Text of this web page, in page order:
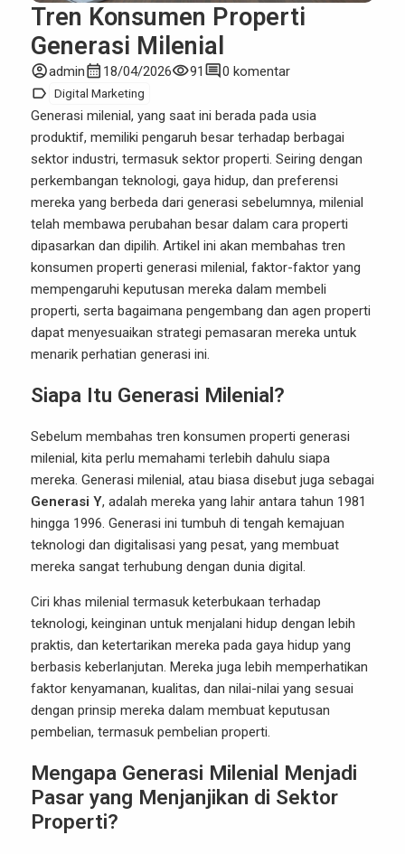
Tren Konsumen Properti
Generasi Milenial
account_circleadmincalendar_month 18/04/2026visibility91 comment0 komentar
label Digital Marketing
Generasi milenial, yang saat ini berada pada usia
produktif, memiliki pengaruh besar terhadap berbagai
sektor industri, termasuk sektor properti. Seiring dengan
perkembangan teknologi, gaya hidup, dan preferensi
mereka yang berbeda dari generasi sebelumnya, milenial
telah membawa perubahan besar dalam cara properti
dipasarkan dan dipilih. Artikel ini akan membahas tren
konsumen properti generasi milenial, faktor-faktor yang
mempengaruhi keputusan mereka dalam membeli
properti, serta bagaimana pengembang dan agen properti
dapat menyesuaikan strategi pemasaran mereka untuk
menarik perhatian generasi ini.
Siapa Itu Generasi Milenial?
Sebelum membahas tren konsumen properti generasi
milenial, kita perlu memahami terlebih dahulu siapa
mereka. Generasi milenial, atau biasa disebut juga sebagai
Generasi Y, adalah mereka yang lahir antara tahun 1981
hingga 1996. Generasi ini tumbuh di tengah kemajuan
teknologi dan digitalisasi yang pesat, yang membuat
mereka sangat terhubung dengan dunia digital.
Ciri khas milenial termasuk keterbukaan terhadap
teknologi, keinginan untuk menjalani hidup dengan lebih
praktis, dan ketertarikan mereka pada gaya hidup yang
berbasis keberlanjutan. Mereka juga lebih memperhatikan
faktor kenyamanan, kualitas, dan nilai-nilai yang sesuai
dengan prinsip mereka dalam membuat keputusan
pembelian, termasuk pembelian properti.
Mengapa Generasi Milenial Menjadi
Pasar yang Menjanjikan di Sektor
Properti?